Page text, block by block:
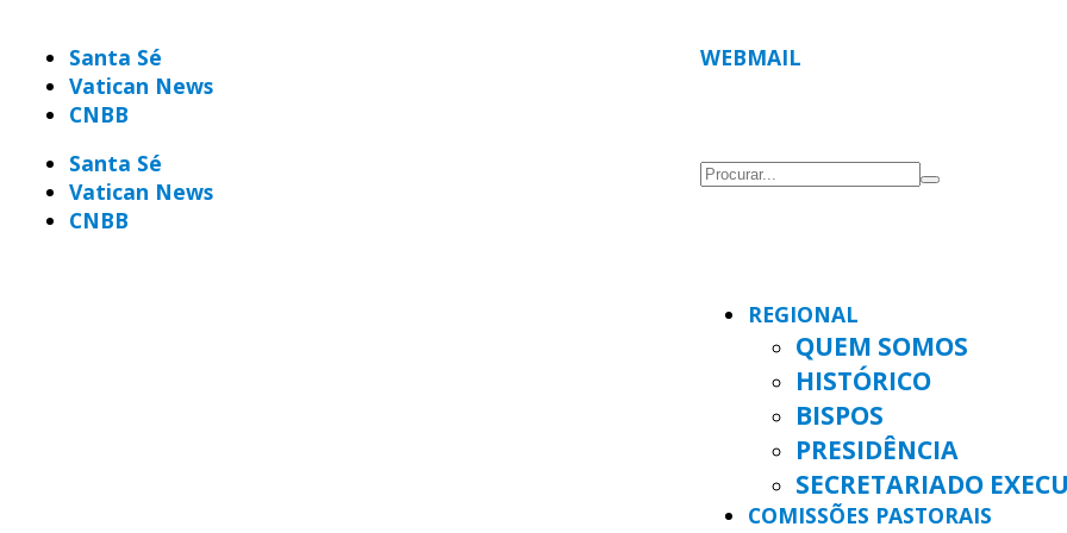
Santa Sé
Vatican News
CNBB
Santa Sé
Vatican News
CNBB
WEBMAIL
REGIONAL
QUEM SOMOS
HISTÓRICO
BISPOS
PRESIDÊNCIA
SECRETARIADO
COMISSÕES PASTORAIS